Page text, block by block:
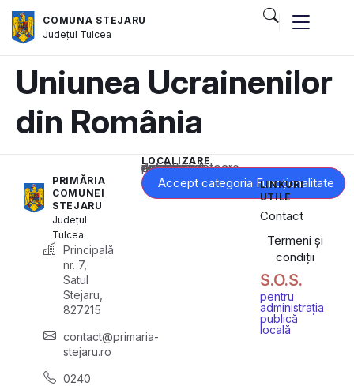
COMUNA STEJARU
Județul Tulcea
Uniunea Ucrainenilor
din România
PRIMĂRIA
COMUNEI
STEJARU
Județul
Tulcea
Principală
nr. 7,
Satul
Stejaru,
827215
contact@primaria-
stejaru.ro
0240
LOCALIZARE
Acest conținut este blocat până când acceptați categoria corespunzătoare de cookie-uri.
Accept categoria Funcționalitate
LINKURI
UTILE
Contact
Termeni și
condiții
S.O.S.
pentru
administrația
publică
locală